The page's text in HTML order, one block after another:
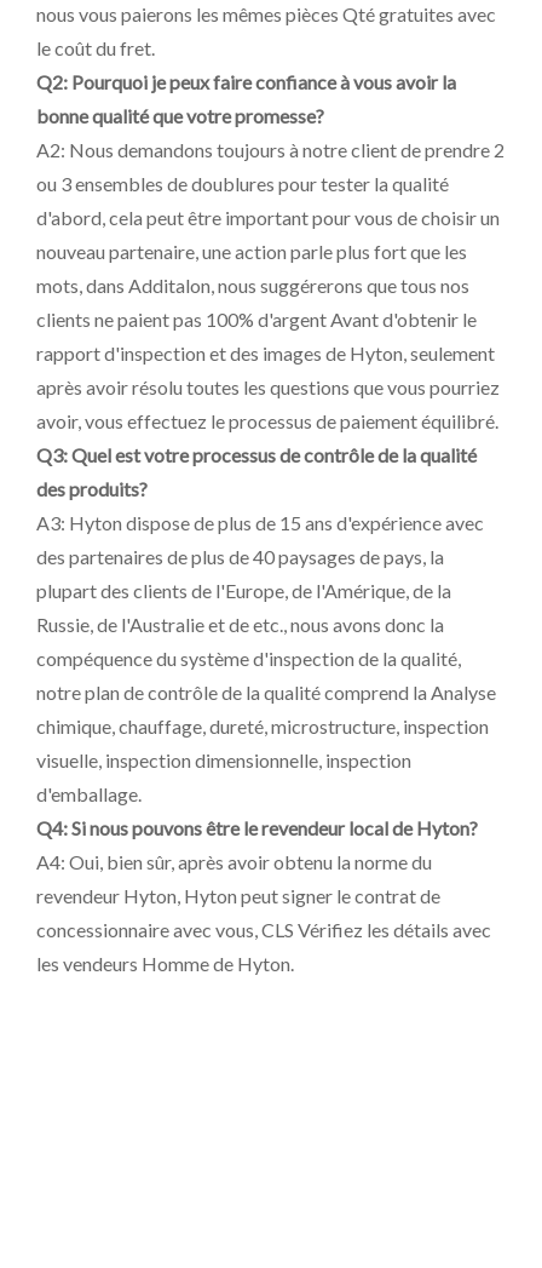
nous vous paierons les mêmes pièces Qté gratuites avec
le coût du fret.
Q2: Pourquoi je peux faire confiance à vous avoir la
bonne qualité que votre promesse?
A2: Nous demandons toujours à notre client de prendre 2
ou 3 ensembles de doublures pour tester la qualité
d'abord, cela peut être important pour vous de choisir un
nouveau partenaire, une action parle plus fort que les
mots, dans Additalon, nous suggérerons que tous nos
clients ne paient pas 100% d'argent Avant d'obtenir le
rapport d'inspection et des images de Hyton, seulement
après avoir résolu toutes les questions que vous pourriez
avoir, vous effectuez le processus de paiement équilibré.
Q3: Quel est votre processus de contrôle de la qualité
des produits?
A3: Hyton dispose de plus de 15 ans d'expérience avec
des partenaires de plus de 40 paysages de pays, la
plupart des clients de l'Europe, de l'Amérique, de la
Russie, de l'Australie et de etc., nous avons donc la
compéquence du système d'inspection de la qualité,
notre plan de contrôle de la qualité comprend la Analyse
chimique, chauffage, dureté, microstructure, inspection
visuelle, inspection dimensionnelle, inspection
d'emballage.
Q4: Si nous pouvons être le revendeur local de Hyton?
A4: Oui, bien sûr, après avoir obtenu la norme du
revendeur Hyton, Hyton peut signer le contrat de
concessionnaire avec vous, CLS Vérifiez les détails avec
les vendeurs Homme de Hyton.